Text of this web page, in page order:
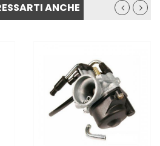
ANCHE